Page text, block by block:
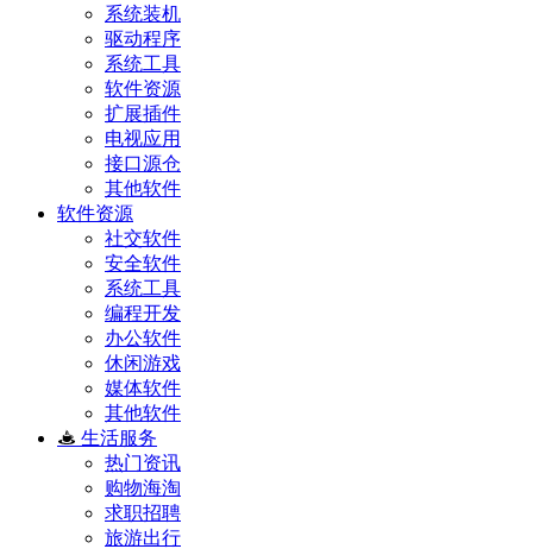
系统装机
驱动程序
系统工具
软件资源
扩展插件
电视应用
接口源仓
其他软件
软件资源
社交软件
安全软件
系统工具
编程开发
办公软件
休闲游戏
媒体软件
其他软件
生活服务
热门资讯
购物海淘
求职招聘
旅游出行